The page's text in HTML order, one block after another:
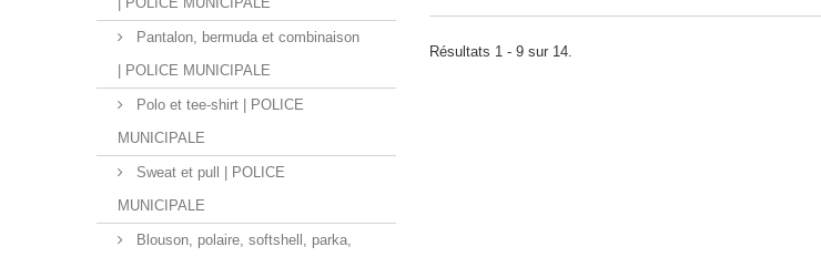
Pantalon, bermuda et combinaison
| POLICE MUNICIPALE
Polo et tee-shirt | POLICE
MUNICIPALE
Sweat et pull | POLICE
MUNICIPALE
Blouson, polaire, softshell, parka,
Résultats 1 - 9 sur 14.